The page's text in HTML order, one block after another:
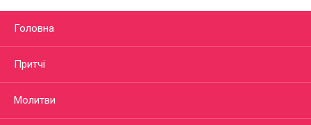
Головна
Притчі
Молитви